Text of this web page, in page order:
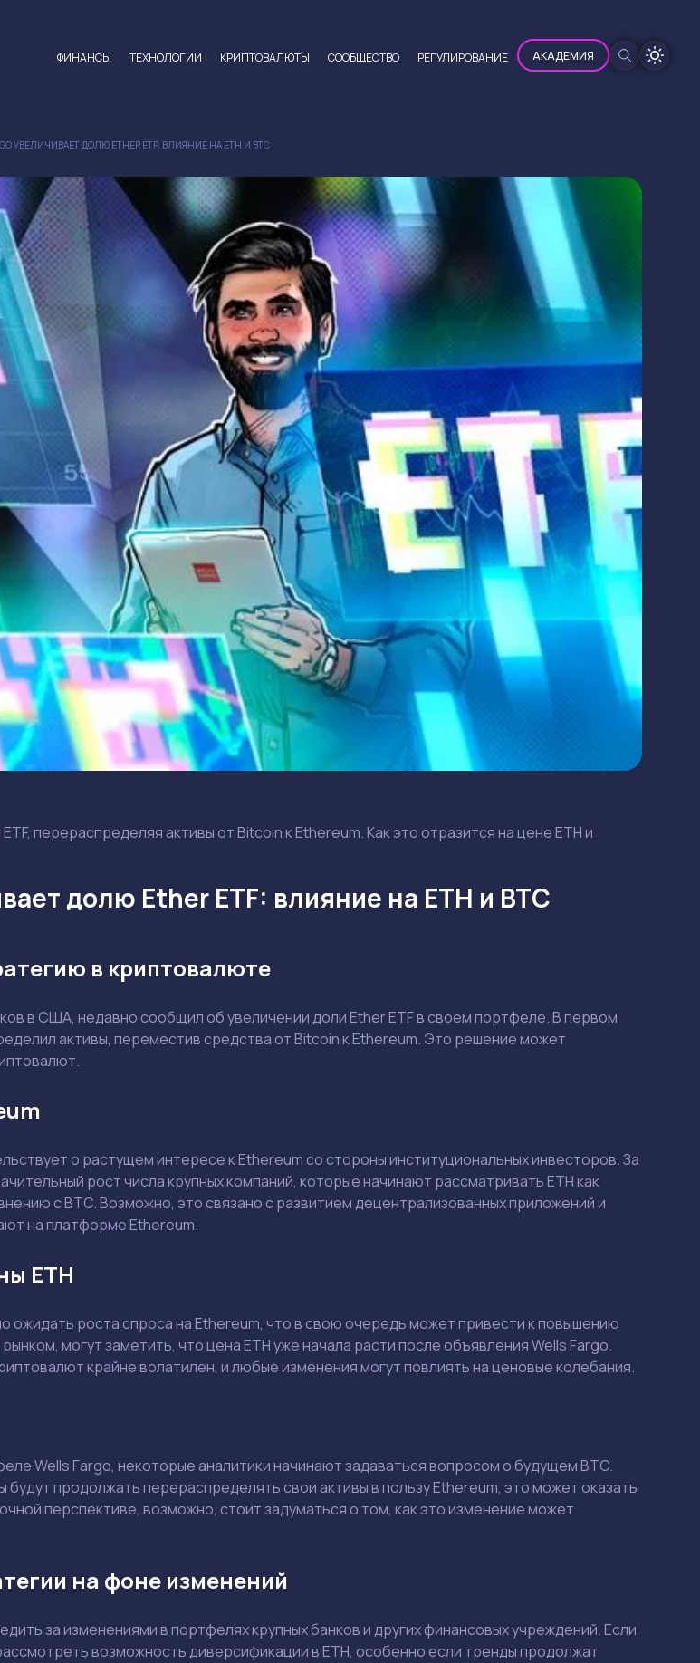
ФИНАНСЫ ТЕХНОЛОГИИ КРИПТОВАЛЮТЫ CООБЩЕСТВО РЕГУЛИРОВАНИЕ АКАДЕМИЯ
УВЕЛИЧИВАЕТ ДОЛЮ ETHER ETF: ВЛИЯНИЕ НА ETH И BTC
перераспределяя активы от Bitcoin к Ethereum. Как это отразится на цене ETH и
долю Ether ETF: влияние на ETH и BTC
в криптовалюте
в США, недавно сообщил об увеличении доли Ether ETF в своем портфеле. В первом
активы, переместив средства от Bitcoin к Ethereum. Это решение может
о растущем интересе к Ethereum со стороны институциональных инвесторов. За
рост числа крупных компаний, которые начинают рассматривать ETH как
с BTC. Возможно, это связано с развитием децентрализованных приложений и
на платформе Ethereum.
ETH
ожидать роста спроса на Ethereum, что в свою очередь может привести к повышению
могут заметить, что цена ETH уже начала расти после объявления Wells Fargo.
крайне волатилен, и любые изменения могут повлиять на ценовые колебания.
Wells Fargo, некоторые аналитики начинают задаваться вопросом о будущем BTC.
будут продолжать перераспределять свои активы в пользу Ethereum, это может оказать
перспективе, возможно, стоит задуматься о том, как это изменение может
на фоне изменений
за изменениями в портфелях крупных банков и других финансовых учреждений. Если
возможность диверсификации в ETH, особенно если тренды продолжат
Смотреть Смотреть
эксперту
персональных данных
Смотреть Смотреть